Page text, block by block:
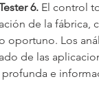
6. El control
de la fábrica,
oportuno. Los
de las
e